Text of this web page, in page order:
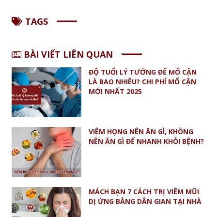
TAGS
BÀI VIẾT LIÊN QUAN
ĐỘ TUỔI LÝ TƯỞNG ĐỂ MỔ CẬN
LÀ BAO NHIÊU? CHI PHÍ MỔ CẬN
MỚI NHẤT 2025
VIÊM HỌNG NÊN ĂN GÌ, KHÔNG
NÊN ĂN GÌ ĐỂ NHANH KHỎI BỆNH?
MÁCH BẠN 7 CÁCH TRỊ VIÊM MŨI
DỊ ỨNG BẰNG DÂN GIAN TẠI NHÀ